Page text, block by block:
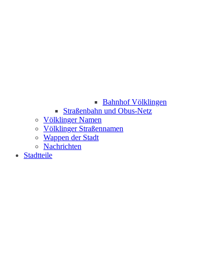
Bahnhof Völklingen
Straßenbahn und Obus-Netz
Völklinger Namen
Völklinger Straßennamen
Wappen der Stadt
Nachrichten
Stadtteile